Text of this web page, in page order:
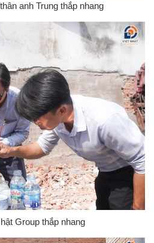
anh Trung thắp nhang
Group thắp nhang